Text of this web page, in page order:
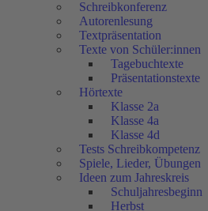
Schreibkonferenz
Autorenlesung
Textpräsentation
Texte von Schüler:innen
Tagebuchtexte
Präsentationstexte
Hörtexte
Klasse 2a
Klasse 4a
Klasse 4d
Tests Schreibkompetenz
Spiele, Lieder, Übungen
Ideen zum Jahreskreis
Schuljahresbeginn
Herbst